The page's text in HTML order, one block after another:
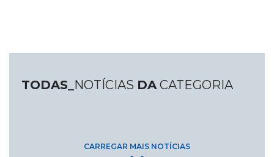
TODAS_ NOTÍCIAS DACATEGORIA
CARREGAR MAIS NOTÍCIAS